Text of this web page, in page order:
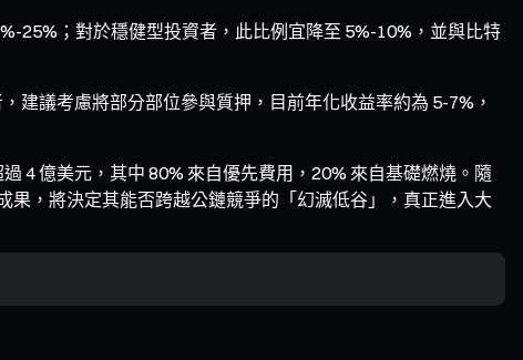
25%；對於穩健型投資者，此比例宜降至 5%-10%，並與比特
建議考慮將部分部位參與質押，目前年化收益率約為 5-7%，
4 億美元，其中 80% 來自優先費用，20% 來自基礎燃燒。隨
，將決定其能否跨越公鏈競爭的「幻滅低谷」，真正進入大